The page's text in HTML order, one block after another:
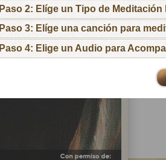
Paso 2: Elíge un Tipo de Meditación
Paso 3: Elíge una canción para
Paso 4: Elige un Audio para